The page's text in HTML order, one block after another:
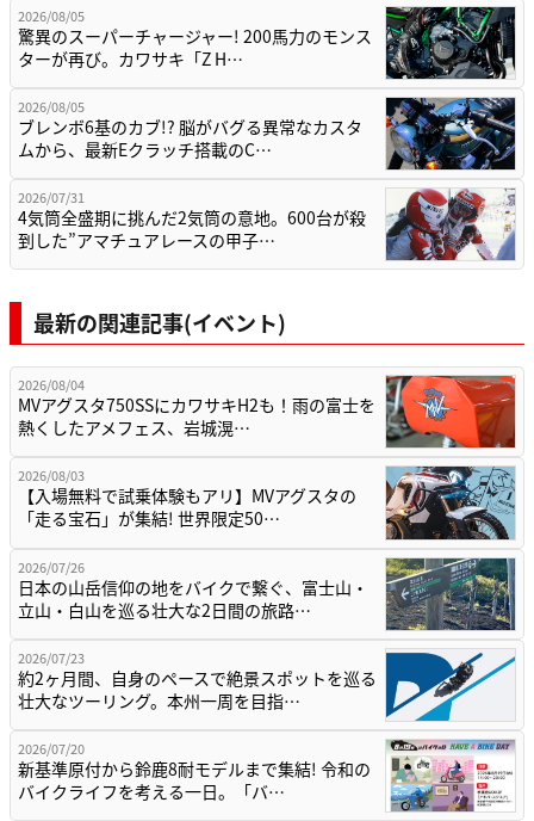
2026/08/05
驚異のスーパーチャージャー! 200馬力のモンス
ターが再び。カワサキ「Z H…
2026/08/05
ブレンボ6基のカブ!? 脳がバグる異常なカスタ
ムから、最新Eクラッチ搭載のC…
2026/07/31
4気筒全盛期に挑んだ2気筒の意地。600台が殺
到した”アマチュアレースの甲子…
最新の関連記事(イベント)
2026/08/04
MVアグスタ750SSにカワサキH2も！雨の富士を
熱くしたアメフェス、岩城滉…
2026/08/03
【入場無料で試乗体験もアリ】MVアグスタの
「走る宝石」が集結! 世界限定50…
2026/07/26
日本の山岳信仰の地をバイクで繋ぐ、富士山・
立山・白山を巡る壮大な2日間の旅路…
2026/07/23
約2ヶ月間、自身のペースで絶景スポットを巡る
壮大なツーリング。本州一周を目指…
2026/07/20
新基準原付から鈴鹿8耐モデルまで集結! 令和の
バイクライフを考える一日。「バ…